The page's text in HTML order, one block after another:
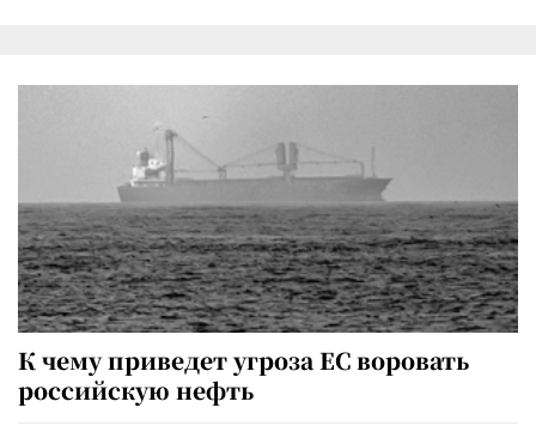
К чему приведет угроза ЕС воровать
российскую нефть